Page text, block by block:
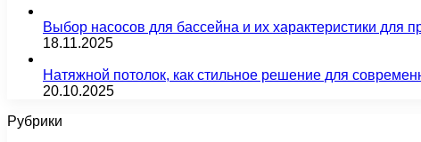
Выбор насосов для бассейна и их характеристики для
18.11.2025
Натяжной потолок, как стильное решение для
20.10.2025
Рубрики